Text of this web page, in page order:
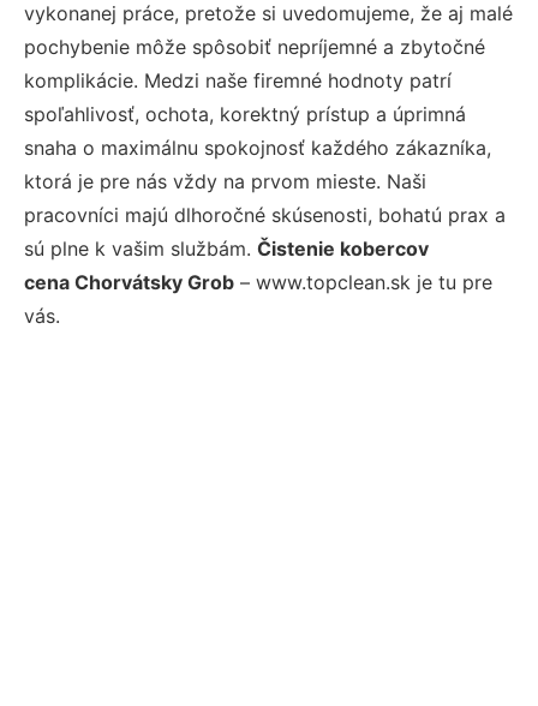
vykonanej práce, pretože si uvedomujeme, že aj malé
pochybenie môže spôsobiť nepríjemné a zbytočné
komplikácie. Medzi naše firemné hodnoty patrí
spoľahlivosť, ochota, korektný prístup a úprimná
snaha o maximálnu spokojnosť každého zákazníka,
ktorá je pre nás vždy na prvom mieste. Naši
pracovníci majú dlhoročné skúsenosti, bohatú prax a
sú plne k vašim službám. Čistenie kobercov
cena Chorvátsky Grob – www.topclean.sk je tu pre
vás.